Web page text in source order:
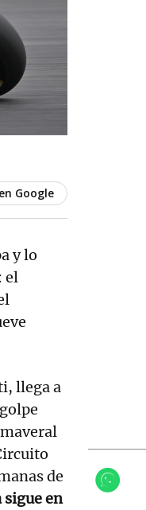
Google
y lo
el
llega a
de
en